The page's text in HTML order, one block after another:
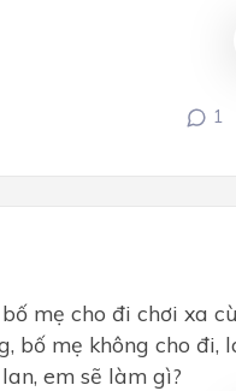
1
mẹ cho đi chơi xa
bố mẹ không cho đi,
em sẽ làm gì?